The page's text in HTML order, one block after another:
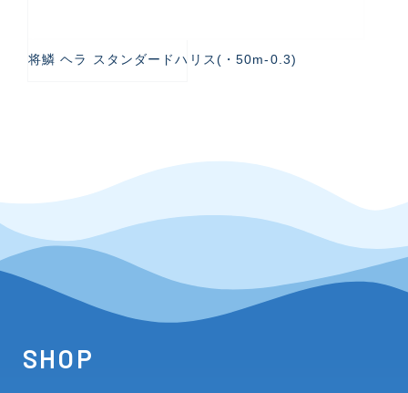
将鱗 ヘラ スタンダードハリス(・50m-0.3)
SHOP